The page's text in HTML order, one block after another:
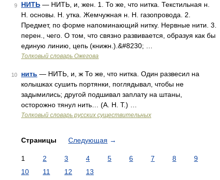
9 НИТЬ — НИТЬ, и, жен. 1. То же, что нитка. Текстильная н.
Н. основы. Н. утка. Жемчужная н. Н. газопровода. 2.
Предмет, по форме напоминающий нитку. Нервные нити. 3.
перен., чего. О том, что связно развивается, образуя как бы
единую линию, цепь (книжн.).&#8230; …
Толковый словарь Ожегова
10 нить — НИТЬ, и, ж То же, что нитка. Один развесил на
колышках сушить портянки, поглядывал, чтобы не
задымились; другой подшивал заплату на штаны,
осторожно тянул нить… (А. Н. Т.) …
Толковый словарь русских существительных
Страницы Следующая →
1 2 3 4 5 6 7 8
9
10
11 12 13